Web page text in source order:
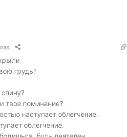
грудь?
твое поминание?
наступает облегчение.
облегчение.